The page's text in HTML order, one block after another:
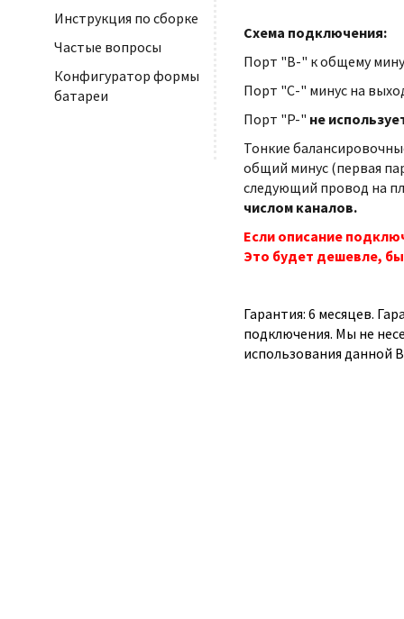
Инструкция по сборке
Частые вопросы
Конфигуратор формы
батареи
Схема подключения:
Порт "B-" к общему
Порт "С-" минус на
Порт "P-" не
Тонкие
общий минус (первая
следующий провод на
числом каналов.
Если описание
Это будет дешевле,
Гарантия: 6 месяцев.
подключения. Мы не
использования данной